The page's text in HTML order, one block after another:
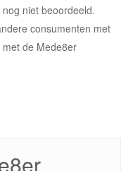
niet beoordeeld.
consumenten met
de Mede8er